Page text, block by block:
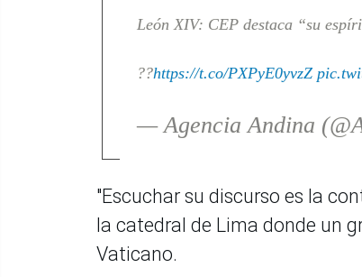
León XIV: CEP destaca “su
??https://t.co/PXPyE0yvzZ
— Agencia Andina
"Escuchar su discurso es la
la catedral de Lima donde un
Vaticano.